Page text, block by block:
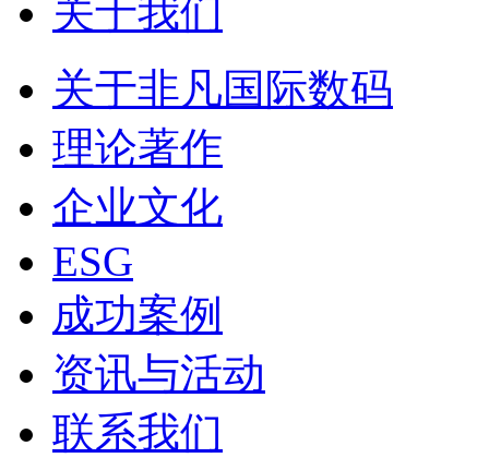
关于我们
关于非凡国际数码
理论著作
企业文化
ESG
成功案例
资讯与活动
联系我们